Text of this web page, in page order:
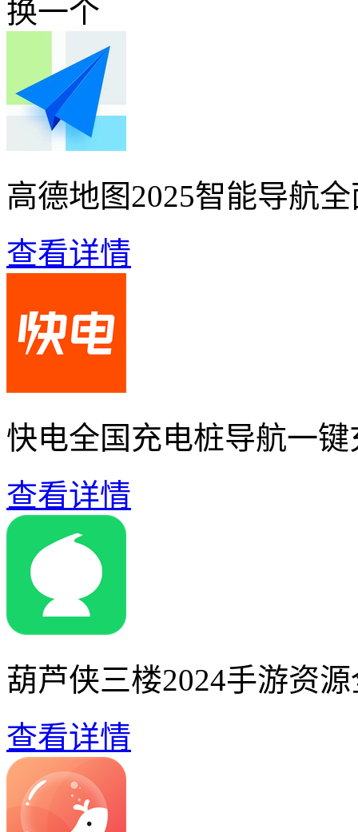
换一个
高德地图2025智能导航
查看详情
快电全国充电桩导航一
查看详情
葫芦侠三楼2024手游资
查看详情